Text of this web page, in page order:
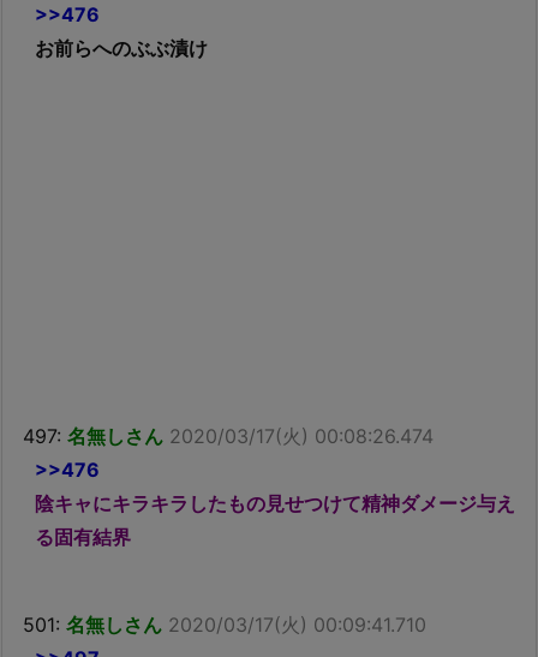
>>476
お前らへのぶぶ漬け
497: 名無しさん 2020/03/17(火) 00:08:26.474
>>476
陰キャにキラキラしたもの見せつけて精神ダメージ与え
る固有結界
501: 名無しさん 2020/03/17(火) 00:09:41.710